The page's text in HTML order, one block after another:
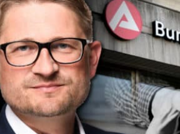
Kurier